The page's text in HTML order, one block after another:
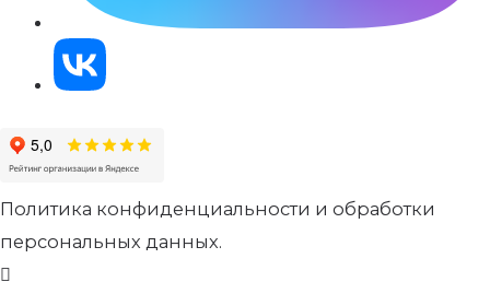
Политика конфиденциальности и обработки
персональных данных.